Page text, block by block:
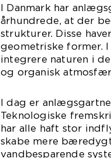
I Danmark har
århundrede, at der
strukturer. Disse
geometriske former.
integrere naturen i
og organisk
I dag er
Teknologiske
har alle haft stor
skabe mere
vandbesparende